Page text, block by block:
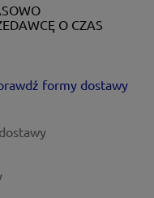
O CZAS
płatności
formy dostawy